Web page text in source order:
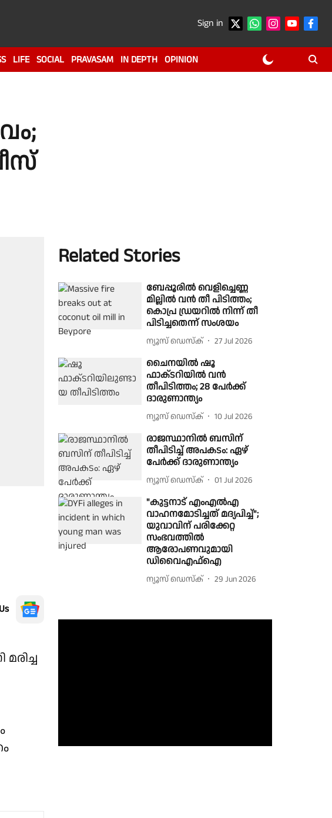
Sign in
LIFE SOCIAL PRAVASAM IN DEPTH OPINION
Related Stories
ബേപ്പൂരിൽ വെളിച്ചെണ്ണ
മില്ലിൽ വൻ തീ പിടിത്തം;
കൊപ്ര ഡ്രയറിൽ നിന്ന് തീ
പിടിച്ചതെന്ന് സംശയം
ന്യൂസ് ഡെസ്ക് 27 Jul 2026
ചൈനയിൽ ഷൂ
ഫാക്‌ടറിയിൽ വൻ
തീപിടിത്തം; 28 പേർക്ക്
ദാരുണാന്ത്യം
ന്യൂസ് ഡെസ്ക് 10 Jul 2026
രാജസ്ഥാനിൽ ബസിന്
തീപിടിച്ച് അപകടം: ഏഴ്
പേർക്ക് ദാരുണാന്ത്യം
ന്യൂസ് ഡെസ്ക് 01 Jul 2026
"കുട്ടനാട് എംഎൽഎ
വാഹനമോടിച്ചത് മദ്യപിച്ച്";
യുവാവിന് പരിക്കേറ്റ
സംഭവത്തിൽ
ആരോപണവുമായി
ഡിവൈഎഫ്ഐ
ന്യൂസ് ഡെസ്ക് 29 Jun 2026